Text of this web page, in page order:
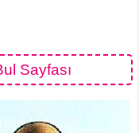
Sayfası